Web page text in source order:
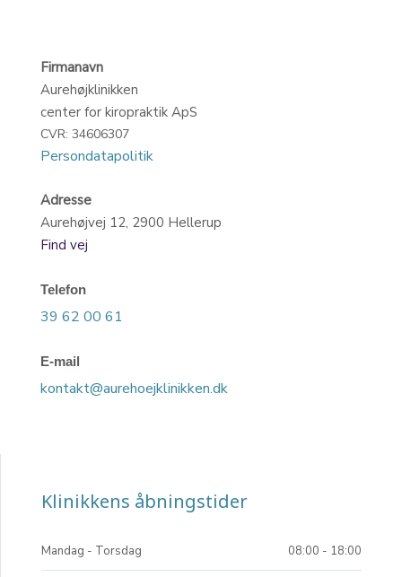
Firmanavn
​Aurehøjklinikken
​center for kiropraktik ApS
CVR: 34606307
Persondatapolitik​
Adresse
​Aurehøjvej 12, 2900 Hellerup
Find vej
Telefon
39 62 00 61
E-mail
kontakt@aurehoejklinikken.dk
Klinikkens åbningstider​
Mandag​ - Torsdag 08:00 - 18:00​